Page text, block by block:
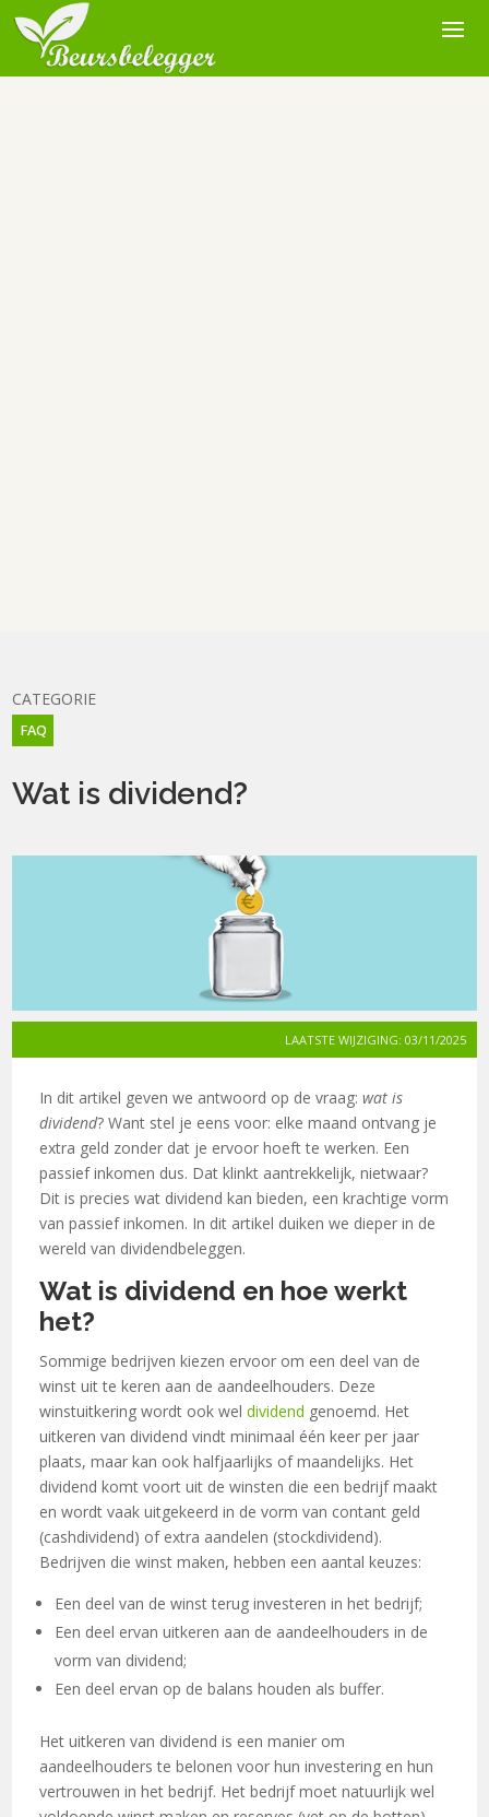
CATEGORIE
FAQ
Wat is dividend?
LAATSTE WIJZIGING: 03/11/2025
In dit artikel geven we antwoord op de vraag:wat is
dividend? Want stel je eens voor: elke maand ontvang je
extra geld zonder dat je ervoor hoeft te werken. Een
passief inkomen dus. Dat klinkt aantrekkelijk, nietwaar?
Dit is precies wat dividend kan bieden, een krachtige vorm
van passief inkomen. In dit artikel duiken we dieper in de
wereld van dividendbeleggen.
Wat is dividend en hoe werkt
het?
Sommige bedrijven kiezen ervoor om een deel van de
winst uit te keren aan de aandeelhouders. Deze
winstuitkering wordt ook weldividend genoemd. Het
uitkeren van dividend vindt minimaal één keer per jaar
plaats, maar kan ook halfjaarlijks of maandelijks. Het
dividend komt voort uit de winsten die een bedrijf maakt
en wordt vaak uitgekeerd in de vorm van contant geld
(cashdividend) of extra aandelen (stockdividend).
Bedrijven die winst maken, hebben een aantal keuzes:
Een deel van de winst terug investeren in het bedrijf;
Een deel ervan uitkeren aan de aandeelhouders in de
vorm van dividend;
Een deel ervan op de balans houden als buffer.
Het uitkeren van dividend is een manier om
aandeelhouders te belonen voor hun investering en hun
vertrouwen in het bedrijf. Het bedrijf moet natuurlijk wel